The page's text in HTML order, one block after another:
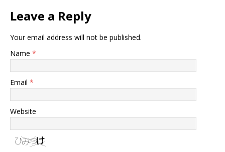
Leave a Reply
Your email address will not be published.
Name *
Email *
Website